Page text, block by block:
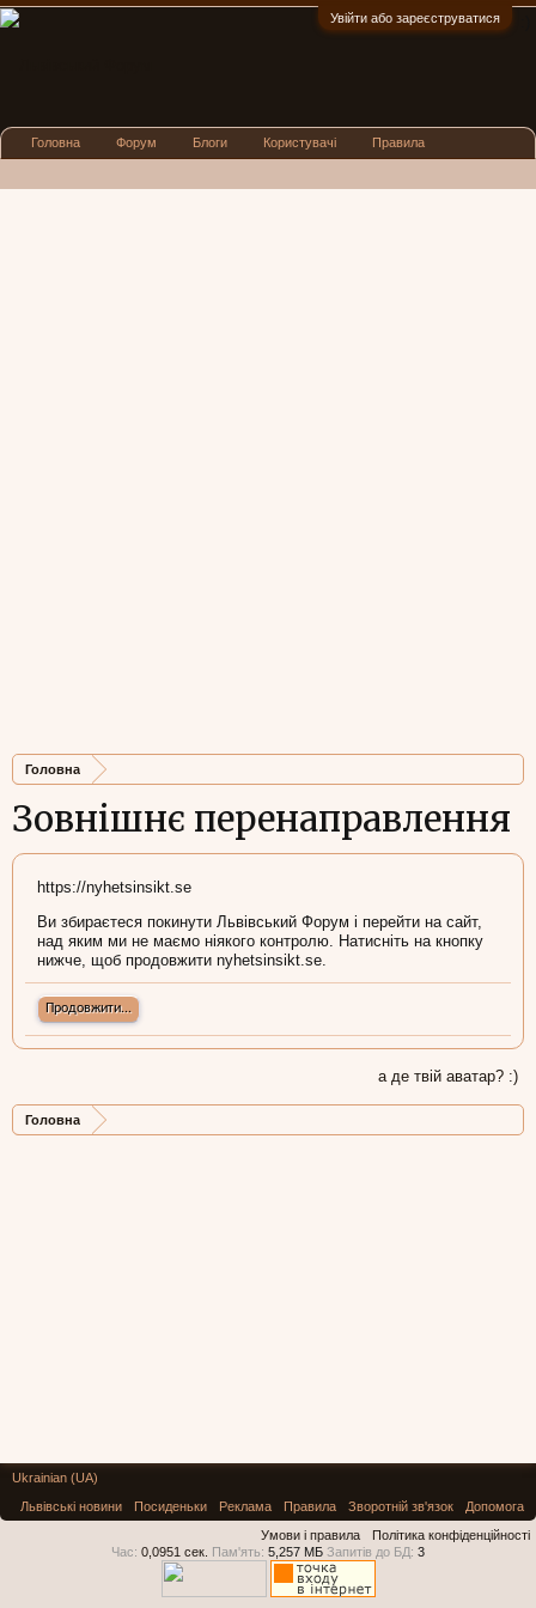
Увійти або зареєструватися
Головна
Зовнішнє перенаправлення
https://nyhetsinsikt.se
Ви збираєтеся покинути Львівський Форум і перейти на сайт,
над яким ми не маємо ніякого контролю. Натисніть на кнопку
нижче, щоб продовжити nyhetsinsikt.se.
Продовжити...
а де твій аватар? :)
Головна
Головна Форум Блоги Користувачі Правила
Ukrainian (UA)
Львівські новини
Посиденьки Реклама Правила Зворотній зв'язок
Допомога
Умови і правила
Політика конфіденційності
Час: 0,0951 сек. Пам'ять: 5,257 МБ Запитів до БД: 3